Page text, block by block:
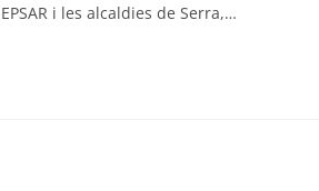
i les alcaldies de Serra,…